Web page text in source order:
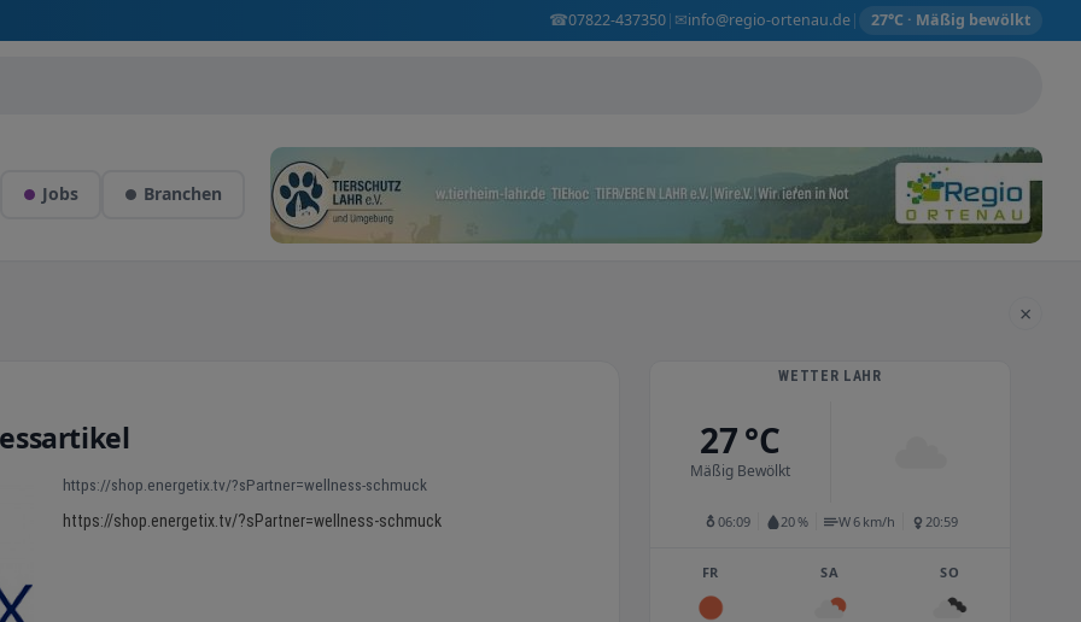
☎07822-437350| ✉info@regio-ortenau.de| 27°C · Mäßig bewölkt
Jobs Branchen
×
https://shop.energetix.tv/?sPartner=wellness-schmuck
https://shop.energetix.tv/?sPartner=wellness-schmuck
WETTER LAHR
27 °C
Mäßig Bewölkt
06:09 20 % W 6 km/h 20:59
FR SA SO